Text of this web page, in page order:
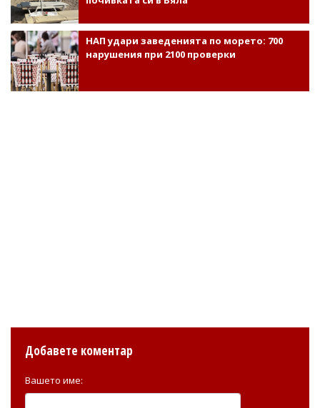
НАП удари заведенията по морето: 700
нарушения при 2100 проверки
Добавете коментар
Вашето име: